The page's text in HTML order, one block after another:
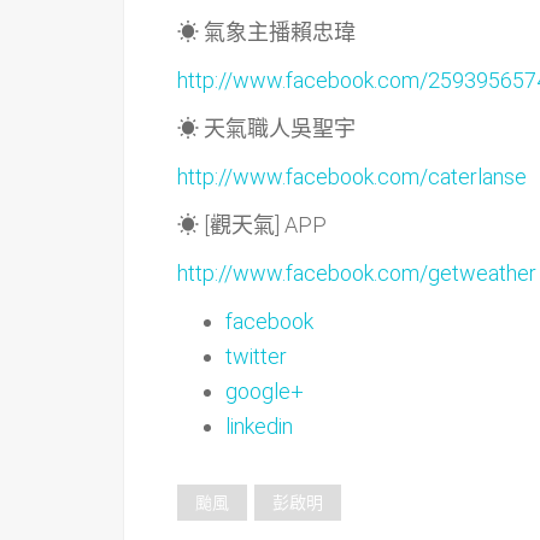
☀ 氣象主播賴忠瑋
http://www.facebook.com/
☀ 天氣職人吳聖宇
http://www.facebook.com/caterlanse
☀ [觀天氣] APP
http://www.facebook.com/getweather
facebook
twitter
google+
linkedin
颱風 彭啟明